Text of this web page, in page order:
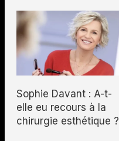
Sophie Davant : A-t-
elle eu recours à la
chirurgie esthétique ?